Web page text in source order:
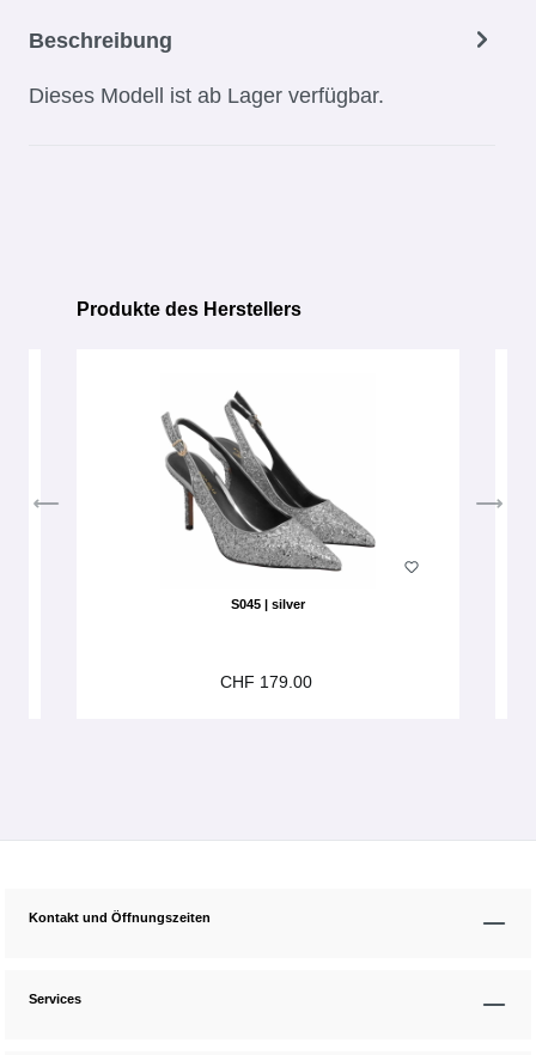
Beschreibung
Dieses Modell ist ab Lager verfügbar.
Produktgalerie überspringen
Produkte des Herstellers
S045 | silver
CHF 179.00
Kontakt und Öffnungszeiten
Services